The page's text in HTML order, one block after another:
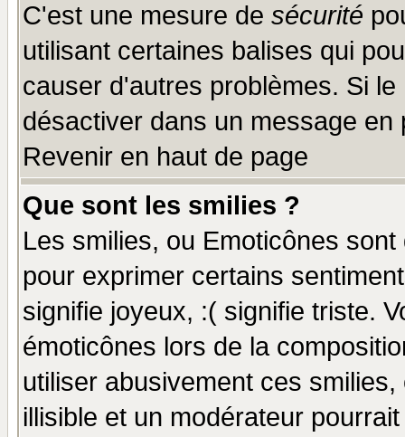
C'est une mesure de sécurité
utilisant certaines balises qui
causer d'autres problèmes. Si
désactiver dans un message
Revenir en haut de page
Que sont les smilies ?
Les smilies, ou Emoticônes
pour exprimer certains
signifie joyeux, :( signifie triste.
émoticônes lors de la
utiliser abusivement ces
illisible et un modérateur